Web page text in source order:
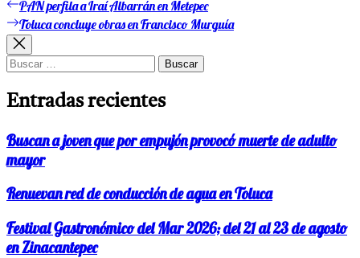
Navegación
de
entradas
Entrada
anterior:
PAN perfila a Iraí Albarrán en Metepec
Entrada
siguiente:
Toluca concluye obras en Francisco Murguía
Buscar:
Entradas recientes
Buscan a joven que por empujón provocó muerte de adulto
mayor
Renuevan red de conducción de agua en Toluca
Festival Gastronómico del Mar 2026; del 21 al 23 de agosto
en Zinacantepec